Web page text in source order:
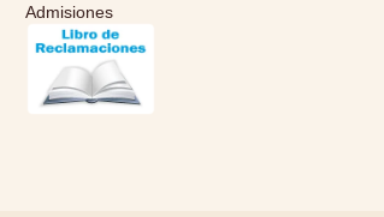
Admisiones